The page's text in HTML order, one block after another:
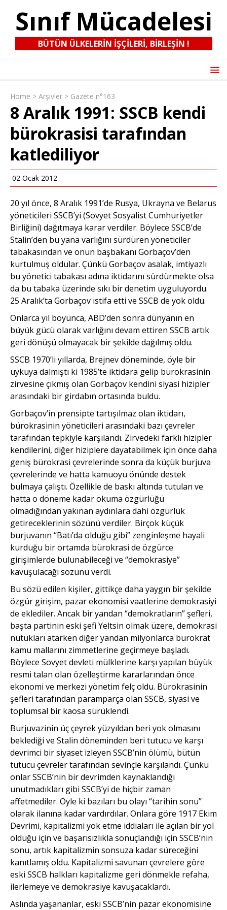
Sınıf Mücadelesi
BÜTÜN ÜLKELERIN IŞÇILERI, BIRLEŞIN !
Home > Arşivler > Gazete n°163
8 Aralık 1991: SSCB kendi
bürokrasisi tarafından
katlediliyor
02 Ocak 2012
20 yıl önce, 8 Aralık 1991’de Rusya, Ukrayna ve Belarus
yöneticileri SSCB’yi (Sovyet Sosyalist Cumhuriyetler
Birliğini) dağıtmaya karar verdiler. Böylece SSCB’de
Stalin’den bu yana varlığını sürdüren yöneticiler
tabakasından ve onun başbakanı Gorbaçov’den
kurtulmuş oldular. Çünkü Gorbaçov asalak, imtiyazlı
bu yönetici tabakası adına iktidarını sürdürmekte olsa
da bu tabaka üzerinde sıkı bir denetim uyguluyordu.
25 Aralık’ta Gorbaçov istifa etti ve SSCB de yok oldu.
Onlarca yıl boyunca, ABD’den sonra dünyanın en
büyük gücü olarak varlığını devam ettiren SSCB artık
geri dönüşü olmayacak bir şekilde dağılmış oldu.
SSCB 1970’li yıllarda, Brejnev döneminde, öyle bir
uykuya dalmıştı ki 1985’te iktidara gelip bürokrasinin
zirvesine çıkmış olan Gorbaçov kendini siyasi hizipler
arasındaki bir girdabın ortasında buldu.
Gorbaçov’in prensipte tartışılmaz olan iktidarı,
bürokrasinin yöneticileri arasındaki bazı çevreler
tarafından tepkiyle karşılandı. Zirvedeki farklı hizipler
kendilerini, diğer hiziplere dayatabilmek için önce daha
geniş bürokrasi çevrelerinde sonra da küçük burjuva
çevrelerinde ve hatta kamuoyu önünde destek
bulmaya çalıştı. Özellikle de baskı altında tutulan ve
hatta o döneme kadar okuma özgürlüğü
olmadığından yakınan aydınlara dahi özgürlük
getireceklerinin sözünü verdiler. Birçok küçük
burjuvanın “Batı’da olduğu gibi” zenginleşme hayali
kurduğu bir ortamda bürokrasi de özgürce
girişimlerde bulunabileceği ve “demokrasiye”
kavuşulacağı sözünü verdi.
Bu sözü edilen kişiler, gittikçe daha yaygın bir şekilde
özgür girişim, pazar ekonomisi vaatlerine demokrasiyi
de eklediler. Ancak bir yandan “demokratların” şefleri,
başta partinin eski şefi Yeltsin olmak üzere, demokrasi
nutukları atarken diğer yandan milyonlarca bürokrat
kamu mallarını zimmetlerine geçirmeye başladı.
Böylece Sovyet devleti mülklerine karşı yapılan büyük
resmi talan olan özelleştirme kararlarından önce
ekonomi ve merkezi yönetim felç oldu. Bürokrasinin
şefleri tarafından paramparça olan SSCB, siyasi ve
toplumsal bir kaosa sürüklendi.
Burjuvazinin üç çeyrek yüzyıldan beri yok olmasını
beklediği ve Stalin döneminden beri tutucu ve karşı
devrimci bir siyaset izleyen SSCB’nin ölümü, bütün
tutucu çevreler tarafından sevinçle karşılandı. Çünkü
onlar SSCB’nin bir devrimden kaynaklandığı
unutmadıkları gibi SSCB’yi de hiçbir zaman
affetmediler. Öyle ki bazıları bu olayı “tarihin sonu”
olarak ilanına kadar vardırdılar. Onlara göre 1917 Ekim
Devrimi, kapitalizmi yok etme iddiaları ile açılan bir yol
olduğu için ve başarısızlıkla sonuçlandığı için SSCB’nin
sonu, artık kapitalizmin sonsuza kadar süreceğini
kanıtlamış oldu. Kapitalizmi savunan çevrelere göre
eski SSCB halkları kapitalizme geri dönmekle refaha,
ilerlemeye ve demokrasiye kavuşacaklardı.
Aslında yaşananlar, eski SSCB’nin pazar ekonomisine